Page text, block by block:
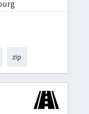
zip